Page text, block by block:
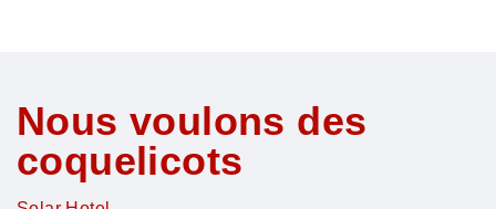
Nous voulons des
coquelicots